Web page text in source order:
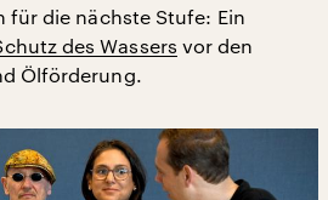
die nächste Stufe: Ein
des Wassers vor den
Ölförderung.